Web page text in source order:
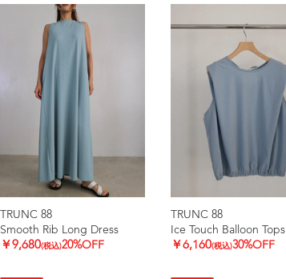
TRUNC 88
Smooth Rib Long Dress
￥9,680(税込)20%OFF
TRUNC 88
Ice Touch Balloon Tops
￥6,160(税込)30%OFF